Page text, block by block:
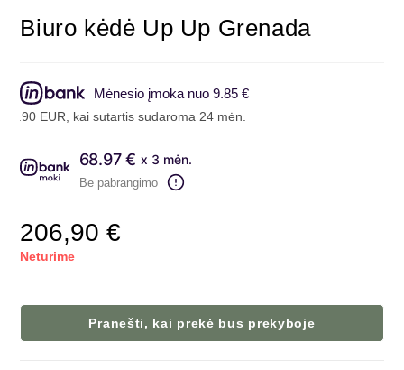
Biuro kėdė Up Up Grenada
Mėnesio įmoka nuo 9.85 €
sudaroma 24 mėn. terminui, metinė palūkanų norma –
68.97 € x 3 mėn.
Be pabrangimo
206,90€
Neturime
Pranešti, kai prekė bus prekyboje